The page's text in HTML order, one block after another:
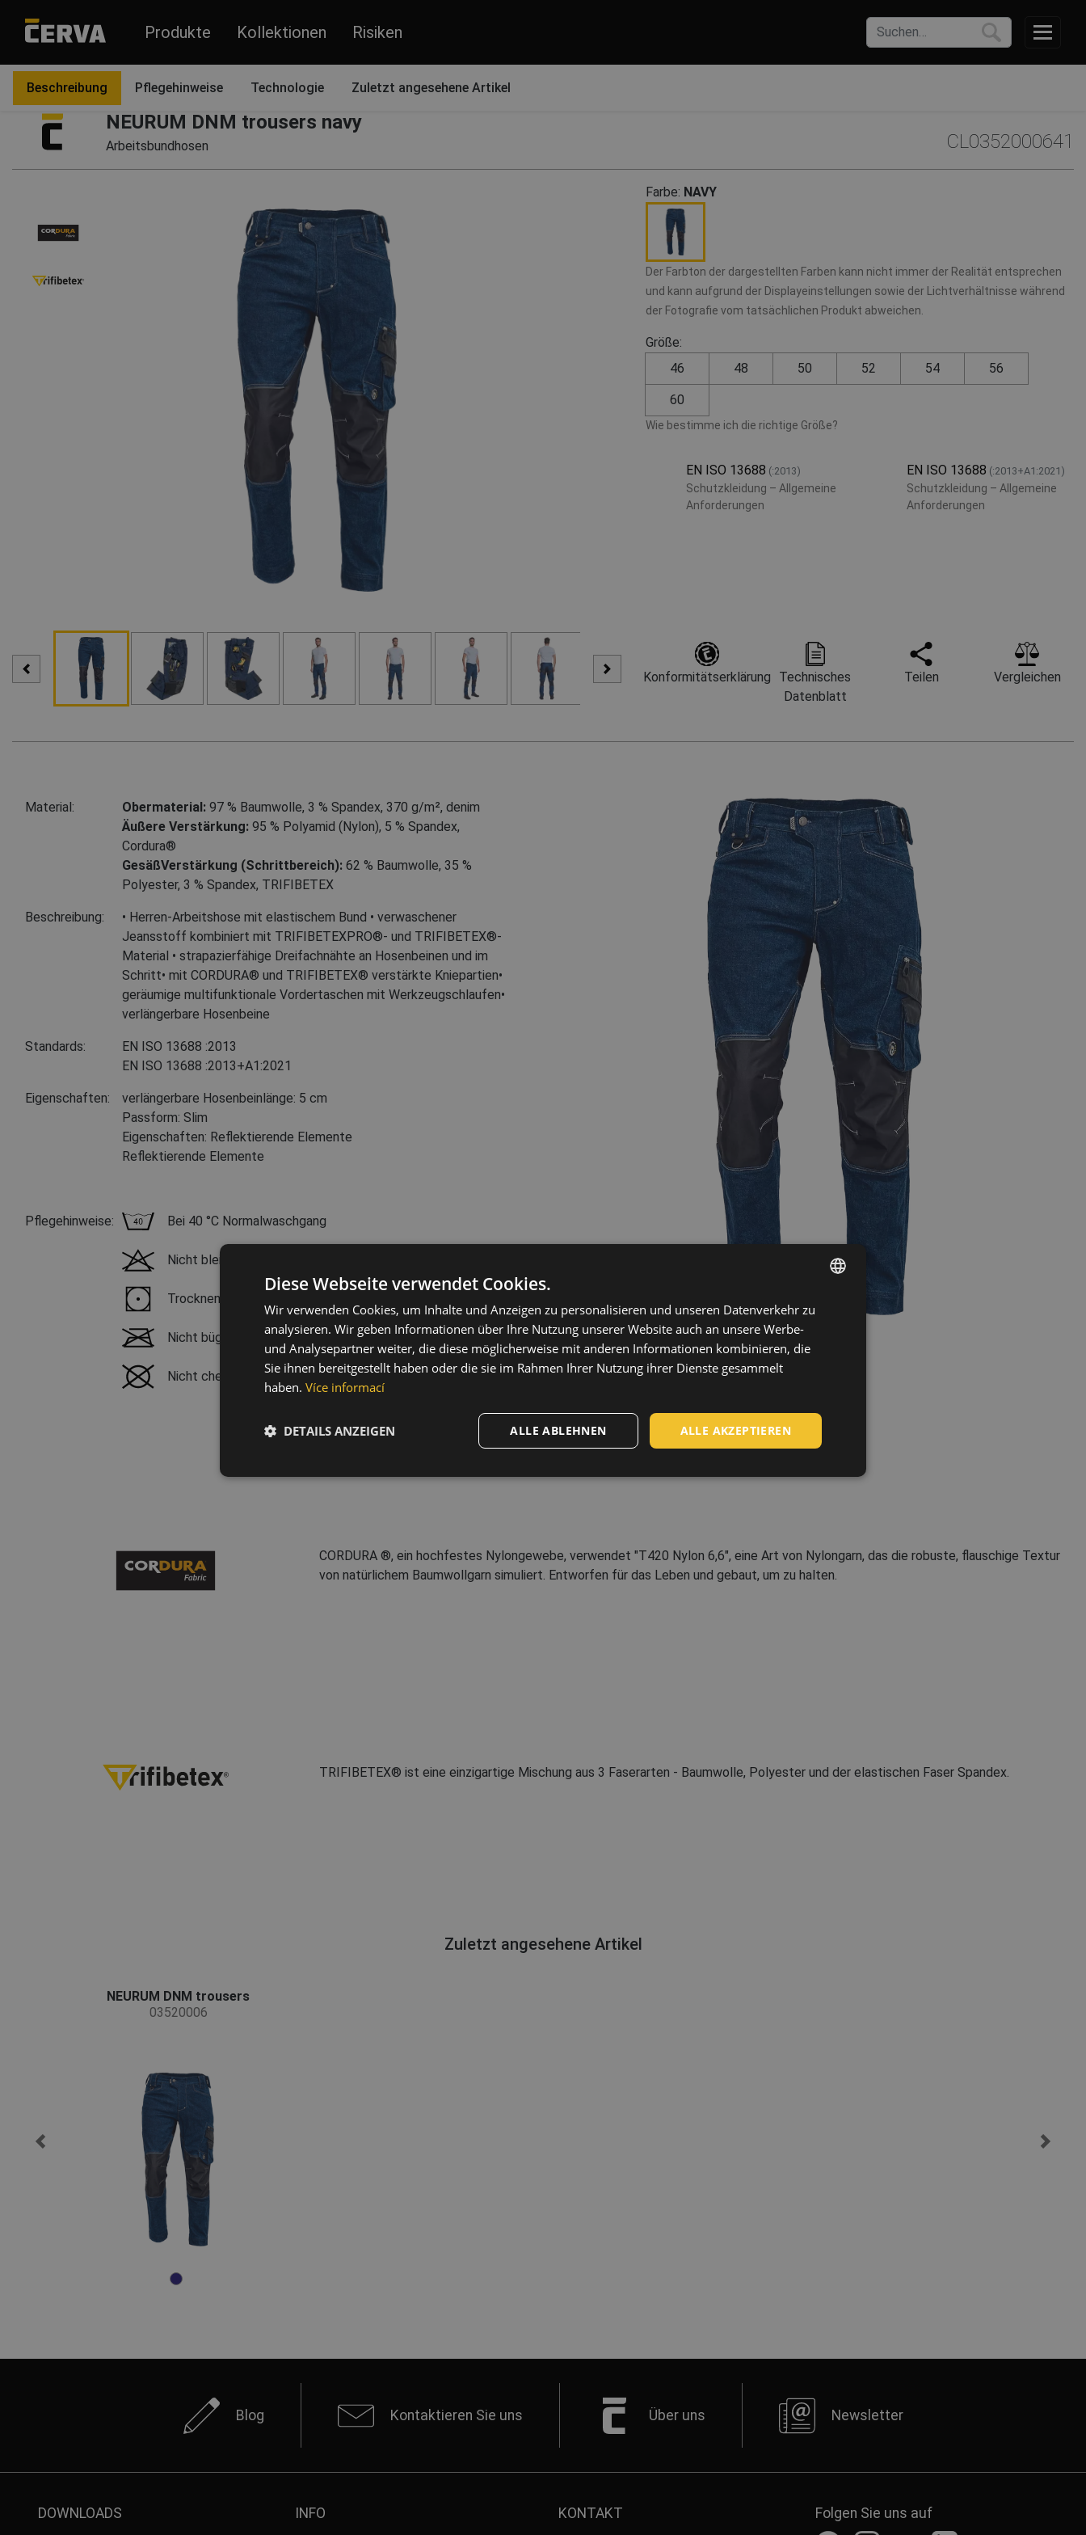
Produkte Kollektionen Risiken
NEURUM DNM trousers navy
Arbeitsbundhosen CL0352000641
Farbe: NAVY
Der Farbton der dargestellten Farben kann nicht immer der Realität entsprechen
und kann aufgrund der Displayeinstellungen sowie der Lichtverhältnisse während
der Fotografie vom tatsächlichen Produkt abweichen.
Größe:
46
48 50 52 54 56
60
Wie bestimme ich die richtige Größe?
EN ISO 13688 (:2013)
Schutzkleidung – Allgemeine
Anforderungen
EN ISO 13688 (:2013+A1:2021)
Schutzkleidung – Allgemeine
Anforderungen
Konformitätserklärung
Technisches
Datenblatt
Teilen Vergleichen
Beschreibung Pflegehinweise Technologie Zuletzt angesehene Artikel
Material: Obermaterial: 97 % Baumwolle, 3 % Spandex, 370 g/m², denim
Äußere Verstärkung: 95 % Polyamid (Nylon), 5 % Spandex,
Cordura®
GesäßVerstärkung (Schrittbereich): 62 % Baumwolle, 35 %
Polyester, 3 % Spandex, TRIFIBETEX
Beschreibung:
• Herren-Arbeitshose mit elastischem Bund • verwaschener
Jeansstoff kombiniert mit TRIFIBETEXPRO®- und TRIFIBETEX®-
Material • strapazierfähige Dreifachnähte an Hosenbeinen und im
Schritt• mit CORDURA® und TRIFIBETEX® verstärkte Kniepartien•
geräumige multifunktionale Vordertaschen mit Werkzeugschlaufen•
verlängerbare Hosenbeine
Standards: EN ISO 13688 :2013
EN ISO 13688 :2013+A1:2021
Eigenschaften:
verlängerbare Hosenbeinlänge: 5 cm
Passform: Slim
Eigenschaften: Reflektierende Elemente
Reflektierende Elemente
Pflegehinweise: Bei 40 °C Normalwaschgang
Nicht bleichen
Trocknen im Wäschetrockner möglich, niedrige Temperatur
Nicht bügeln
Nicht chemisch reinigen
Technologie
CORDURA ®, ein hochfestes Nylongewebe, verwendet "T420 Nylon 6,6", eine Art von Nylongarn, das die robuste, flauschige Textur
von natürlichem Baumwollgarn simuliert. Entworfen für das Leben und gebaut, um zu halten.
TRIFIBETEX® ist eine einzigartige Mischung aus 3 Faserarten - Baumwolle, Polyester und der elastischen Faser Spandex.
Zuletzt angesehene Artikel
NEURUM DNM trousers
03520006
Blog Kontaktieren Sie uns Über uns Newsletter
DOWNLOADS INFO KONTAKT Folgen Sie uns auf
ENGLISH
CZECH
ROMANIAN
SPANISH
FRENCH
Diese Webseite verwendet Cookies.
Wir verwenden Cookies, um Inhalte und Anzeigen zu personalisieren und unseren Datenverkehr zu
analysieren. Wir geben Informationen über Ihre Nutzung unserer Website auch an unsere Werbe-
und Analysepartner weiter, die diese möglicherweise mit anderen Informationen kombinieren, die
Sie ihnen bereitgestellt haben oder die sie im Rahmen Ihrer Nutzung ihrer Dienste gesammelt
haben. Více informací
ALLE AKZEPTIEREN
ALLE ABLEHNEN
DETAILS ANZEIGEN